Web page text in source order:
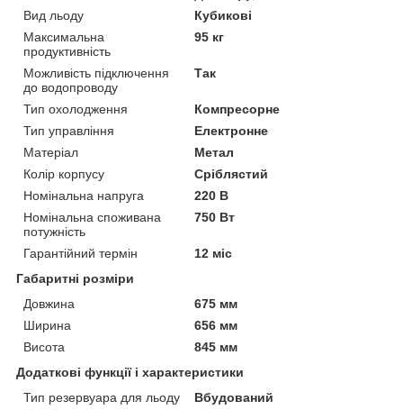
Вид льоду
Кубикові
Максимальна
продуктивність
95 кг
Можливість підключення
до водопроводу
Так
Тип охолодження
Компресорне
Тип управління
Електронне
Матеріал
Метал
Колір корпусу
Сріблястий
Номінальна напруга
220 В
Номінальна споживана
потужність
750 Вт
Гарантійний термін
12 міс
Габаритні розміри
Довжина
675 мм
Ширина
656 мм
Висота
845 мм
Додаткові функції і характеристики
Тип резервуара для льоду
Вбудований